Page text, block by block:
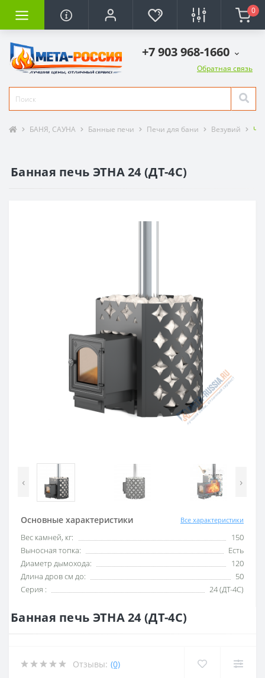
0
+7 903 968-1660
Обратная связь
БАНЯ, САУНА Банные печи Печи для бани Везувий
Банная печь ЭТНА 24 (ДТ-4С)
‹ ›
Основные характеристики Все характеристики
Вес камней, кг:
150
Выносная топка:
Есть
Диаметр дымохода:
120
Длина дров см до:
50
Серия :
24 (ДТ-4С)
Банная печь ЭТНА 24 (ДТ-4С)
Отзывы: (0)